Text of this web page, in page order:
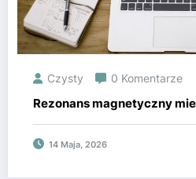
Czysty 0 Komentarze
Rezonans magnetyczny
14 Maja, 2026